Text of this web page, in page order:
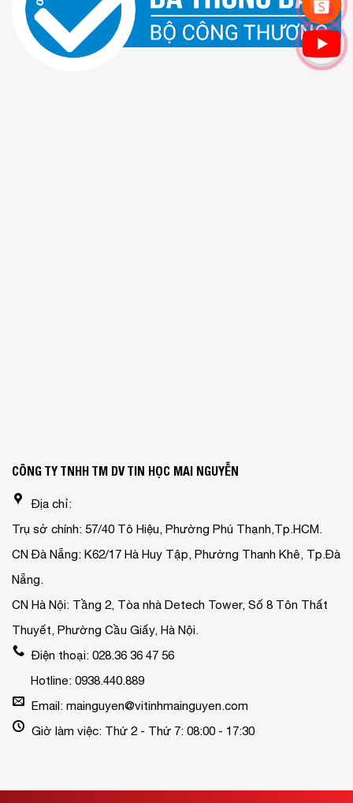
CÔNG TY TNHH TM DV TIN HỌC MAI NGUYỄN
Địa chỉ:
Trụ sở chính: 57/40 Tô Hiệu, Phường Phú Thạnh,Tp.HCM.
CN Đà Nẵng: K62/17 Hà Huy Tập, Phường Thanh Khê, Tp.Đà
Nẵng.
CN Hà Nội: Tầng 2, Tòa nhà Detech Tower, Số 8 Tôn Thất
Thuyết, Phường Cầu Giấy, Hà Nội.
Điện thoại: 028.36 36 47 56
Hotline: 0938.440.889
Email: mainguyen@vitinhmainguyen.com
Giờ làm việc: Thứ 2 - Thứ 7: 08:00 - 17:30